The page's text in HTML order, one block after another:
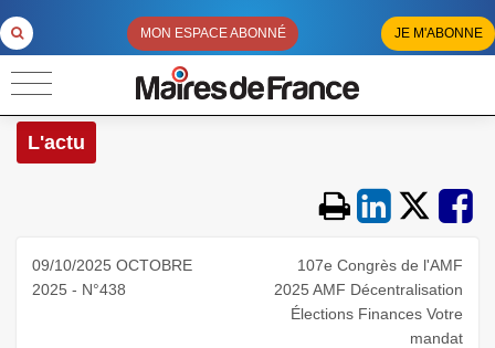
MON ESPACE ABONNÉ JE M'ABONNE
L'actu
09/10/2025 OCTOBRE
2025 - N°438
107e Congrès de l'AMF
2025 AMF Décentralisation
Élections Finances Votre
mandat